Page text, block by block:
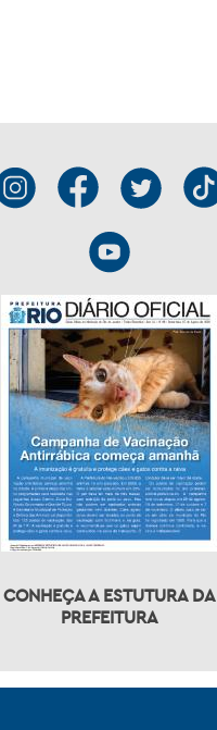
CONHEÇA A ESTUTURA DA
PREFEITURA